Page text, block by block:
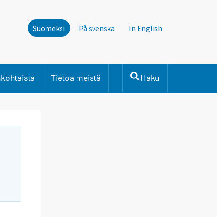
Suomeksi På svenska In English
Tietoa meistä Haku